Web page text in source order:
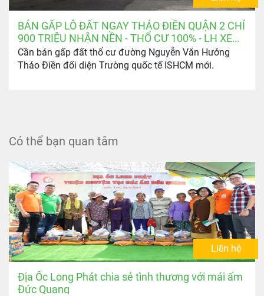
BÁN GẤP LÔ ĐẤT NGAY THẢO ĐIỀN QUẬN 2 CHỈ
900 TRIỆU NHẬN NỀN - THỔ CƯ 100% - LH XEM
ĐẤT: 0903.346.674
Cần bán gấp đất thổ cư đường Nguyễn Văn Hưởng
Thảo Điền đối diện Trường quốc tế ISHCM mới.
Có thể bạn quan tâm
Liên hệ
Địa Ốc Long Phát chia sẻ tình thương với mái ấm
Đức Quang